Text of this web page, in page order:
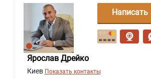
Ярослав Дрейко
Киев Показать контакты
Написать
сообщение